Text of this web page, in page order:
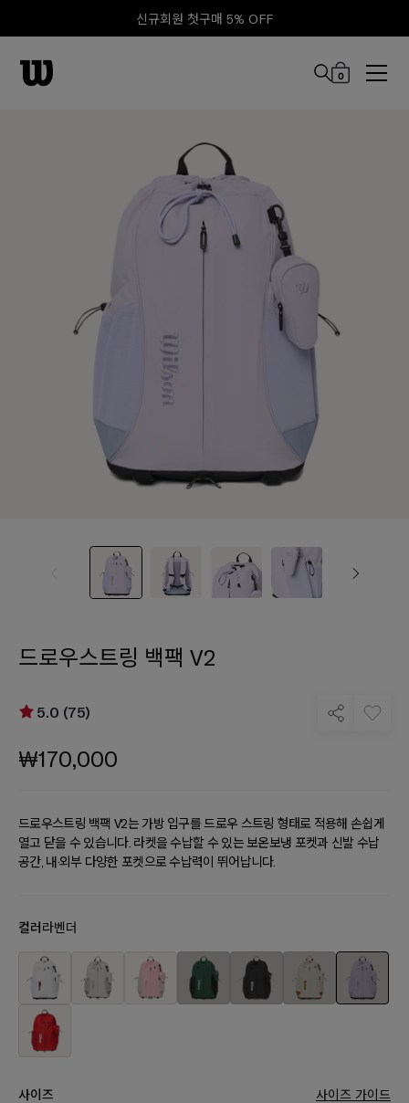
신규회원 첫구매 5% OFF
0
드로우스트링 백팩 V2
5.0 (75)
₩170,000
드로우스트링 백팩 V2는 가방 입구를 드로우 스트링 형태로 적용해 손쉽게
열고 닫을 수 있습니다. 라켓을 수납할 수 있는 보온보냉 포켓과 신발 수납
공간, 내·외부 다양한 포켓으로 수납력이 뛰어납니다.
컬러 라벤더
사이즈 사이즈 가이드